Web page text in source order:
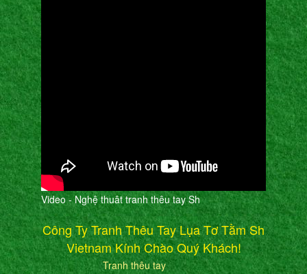
Video - Nghệ thuât tranh thêu tay Sh
Công Ty Tranh Thêu Tay Lụa Tơ Tằm Sh
Vietnam Kính Chào Quý Khách!
Tranh thêu tay